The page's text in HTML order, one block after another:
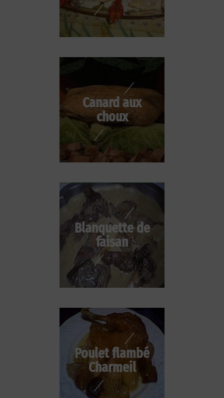
Canard aux
choux
Blanquette de
faisan
Poulet flambé
Charmeil